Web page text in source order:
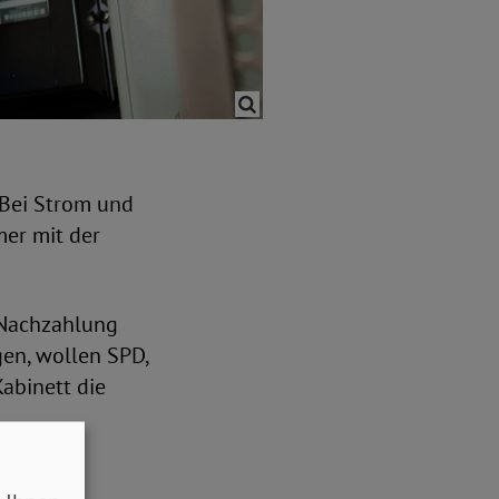
Strom und
mit der
wollen SPD,
die